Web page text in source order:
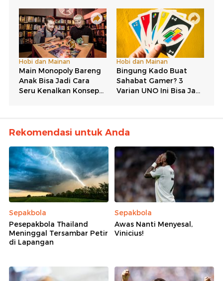
Rekomendasi untuk Anda
Sepakbola
Pesepakbola Thailand
Meninggal Tersambar Petir
di Lapangan
Sepakbola
Awas Nanti Menyesal,
Vinicius!